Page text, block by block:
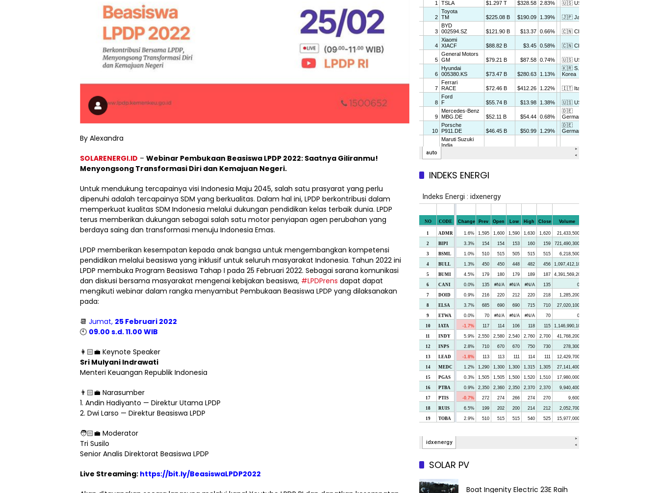
By Alexandra
SOLARENERGI.ID – Webinar Pembukaan Beasiswa LPDP 2022: Saatnya Giliranmu!
Menyongsong Transformasi Diri dan Kemajuan Negeri.
Untuk mendukung tercapainya visi Indonesia Maju 2045, salah satu prasyarat yang perlu
dipenuhi adalah tercapainya SDM yang berkualitas. Dalam hal ini, LPDP berkontribusi dalam
memperkuat kualitas SDM Indonesia melalui dukungan pendidikan kelas terbaik dunia. LPDP
terus memberikan dukungan sebagai salah satu motor penyiapan agen perubahan yang
berdaya saing dan transformasi menuju Indonesia Emas.
LPDP memberikan kesempatan kepada anak bangsa untuk mengembangkan kompetensi
pendidikan melalui beasiswa yang inklusif untuk seluruh masyarakat Indonesia. Tahun 2022 ini
LPDP membuka Program Beasiswa Tahap I pada 25 Februari 2022. Sebagai sarana komunikasi
dan diskusi bersama masyarakat mengenai kebijakan beasiswa, #LPDPrens dapat dapat
mengikuti webinar dalam rangka menyambut Pembukaan Beasiswa LPDP yang dilaksanakan
pada:
📆 Jumat, 25 Februari 2022
🕙 09.00 s.d. 11.00 WIB
👩🏻‍💼 Keynote Speaker
Sri Mulyani Indrawati
Menteri Keuangan Republik Indonesia
👨🏻‍💼 Narasumber
1. Andin Hadiyanto — Direktur Utama LPDP
2. Dwi Larso — Direktur Beasiswa LPDP
🧑🏻‍💼 Moderator
Tri Susilo
Senior Analis Direktorat Beasiswa LPDP
Live Streaming: https://bit.ly/BeasiswaLPDP2022
INDEKS ENERGI
SOLAR PV
Boat Ingenity Electric 23E Raih